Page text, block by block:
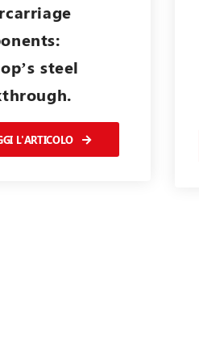
steel
L'ARTICOLO